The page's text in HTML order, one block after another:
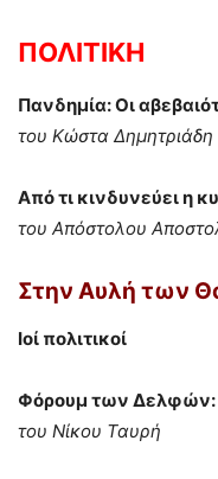
ΠΟΛΙΤΙΚΗ
Πανδημία: Οι
του Κώστα Δημητριάδη
Από τι κινδυνεύει η
του Απόστολου
Στην Αυλή των
Ιοί πολιτικοί
Φόρουμ των
του Νίκου Ταυρή